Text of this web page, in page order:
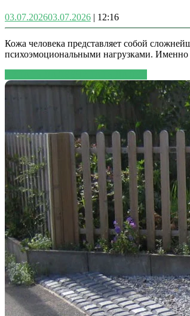
03.07.202603.07.2026 | 12:16
Кожа человека представляет собой
психоэмоциональными нагрузками. Именно